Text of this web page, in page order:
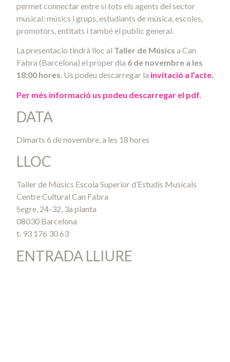
permet connectar entre si tots els agents del sector
musical: músics i grups, estudiants de música, escoles,
promotors, entitats i també el public general.
La presentacio tindrà lloc al Taller de Músics a Can
Fabra (Barcelona) el proper dia 6 de novembre a les
18:00 hores. Us podeu descarregar la invitació a l’acte.
Per més informació us podeu descarregar el pdf.
DATA
Dimarts 6 de novembre, a les 18 hores
LLOC
Taller de Músics Escola Superior d’Estudis Musicals
Centre Cultural Can Fabra
Segre, 24-32, 3a planta
08030 Barcelona
t. 93 176 30 63
ENTRADA LLIURE